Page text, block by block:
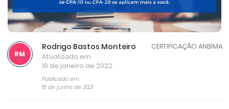
RM
Rodrigo Bastos Monteiro
Atualizado em
10 de janeiro de 2022
Publicado em
15 de junho de 2021
CERTIFICAÇÃO ANBIMA